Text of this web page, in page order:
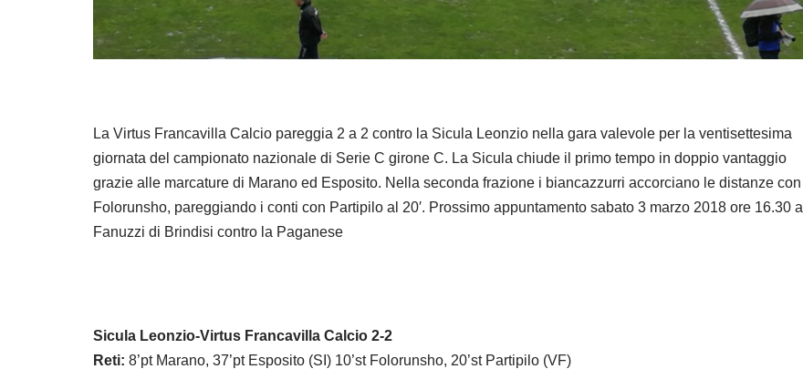
La Virtus Francavilla Calcio pareggia 2 a 2 contro la Sicula Leonzio nella gara valevole per la ventisettesima
giornata del campionato nazionale di Serie C girone C. La Sicula chiude il primo tempo in doppio vantaggio
grazie alle marcature di Marano ed Esposito. Nella seconda frazione i biancazzurri accorciano le distanze con
Folorunsho, pareggiando i conti con Partipilo al 20′. Prossimo appuntamento sabato 3 marzo 2018 ore 16.30 al
Fanuzzi di Brindisi contro la Paganese
Sicula Leonzio-Virtus Francavilla Calcio 2-2
Reti: 8’pt Marano, 37’pt Esposito (SI) 10’st Folorunsho, 20’st Partipilo (VF)